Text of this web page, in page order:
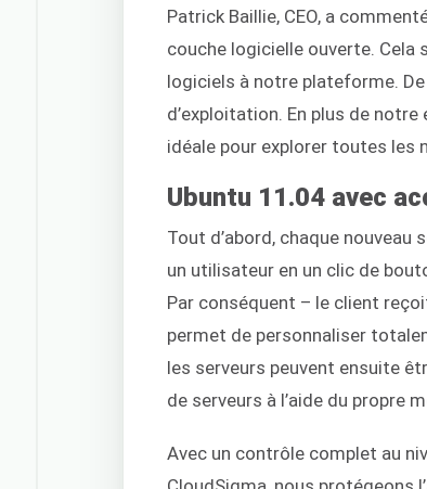
Patrick Baillie, CEO, a
couche logicielle ouverte. Cela
logiciels à notre plateforme.
d’exploitation. En plus de
idéale pour explorer toutes les
Ubuntu 11.04 avec
Tout d’abord, chaque
un utilisateur en un clic de
Par conséquent – le client
permet de personnaliser
les serveurs peuvent ensuite
de serveurs à l’aide du propre
Avec un contrôle complet au